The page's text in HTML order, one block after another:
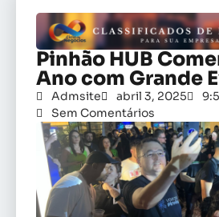
Pinhão HUB
Ano com Grande
Admsite abril 3, 2025
Sem Comentários